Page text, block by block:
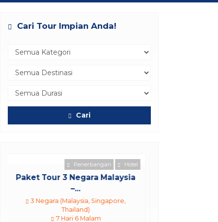
Cari Tour Impian Anda!
Cari
Paket Tour Tari Barong - Puri
Ag...
Bali 10 Jam
*Mulai Rp 1.075.000